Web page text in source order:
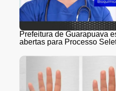
Prefeitura de Guarapuava
abertas para Processo